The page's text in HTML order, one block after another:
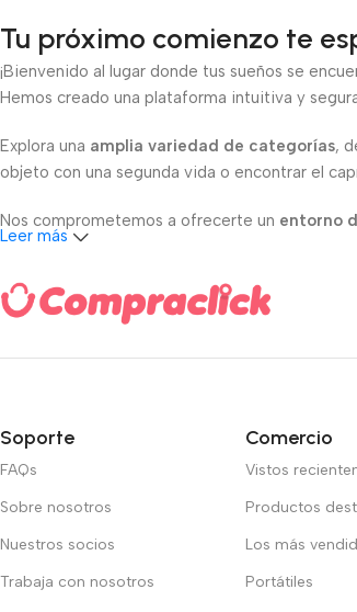
Tu próximo comienzo te
¡Bienvenido al lugar donde tus sueños se
Hemos creado una plataforma intuitiva y
Explora una amplia variedad de categorías,
objeto con una segunda vida o encontrar el
Nos comprometemos a ofrecerte un entorno
Leer más
Soporte
FAQs
Sobre nosotros
Nuestros socios
Trabaja con nosotros
Comercio
Vistos
Productos
Los más
Portátiles